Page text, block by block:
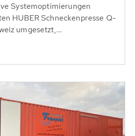
Systemoptimierungen
HUBER Schneckenpresse Q-
umgesetzt,...